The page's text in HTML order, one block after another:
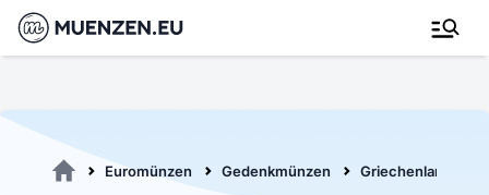
Euromünzen Gedenkmünzen Griechenland 2012